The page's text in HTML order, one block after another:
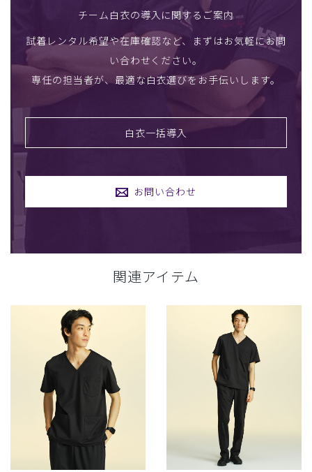
チーム白衣の導入に関するご案内
試着レンタル希望や在庫確認など、まずはお気軽にお問
い合わせください。
専任の担当者が、最適な白衣選びをお手伝いします。
白衣一括導入
お問い合わせ
関連アイテム